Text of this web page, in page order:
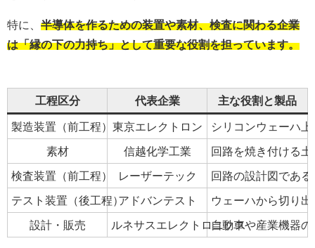
特に、 半導体を作るための装置や素材、検査に関わる企業
は「縁の下の力持ち」として重要な役割を担っています。
工程区分 代表企業 主な役割と製品
製造装置（前工程） 東京エレクトロン シリコンウェーハ
素材 信越化学工業 回路を焼き付ける
検査装置（前工程） レーザーテック 回路の設計図であ
テスト装置（後工程）アドバンテスト ウェーハから切り
設計・販売 ルネサスエレクトロニクス自動車や産業機器